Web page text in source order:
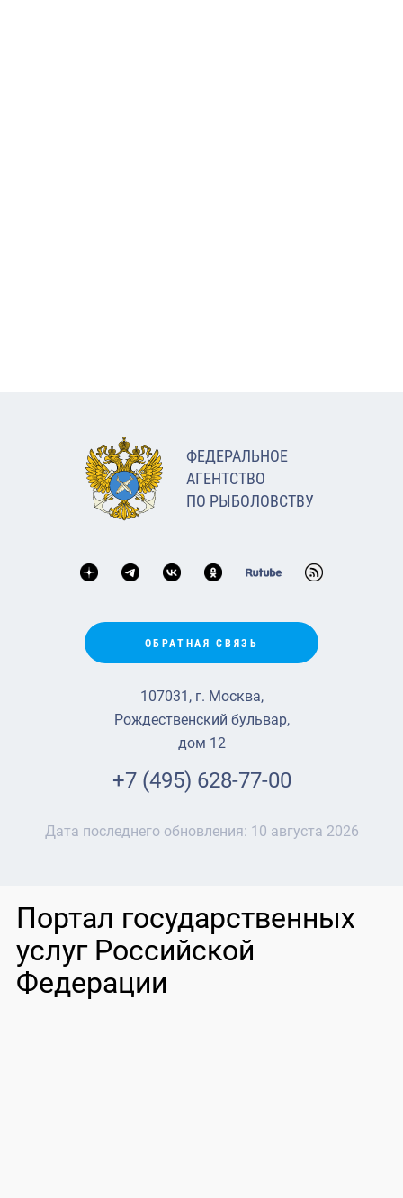
ФЕДЕРАЛЬНОЕ
АГЕНТСТВО
ПО РЫБОЛОВСТВУ
ОБРАТНАЯ СВЯЗЬ
107031, г. Москва,
Рождественский бульвар,
дом 12
+7 (495) 628-77-00
Дата последнего обновления: 10 августа 2026
Портал государственных
услуг Российской
Федерации